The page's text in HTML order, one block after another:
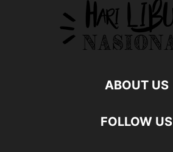
ABOUT US
FOLLOW US